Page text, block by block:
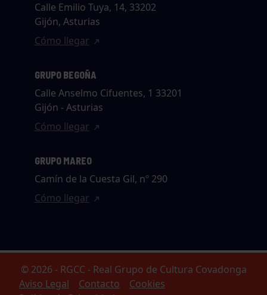
Calle Emilio Tuya, 14, 33202
Gijón, Asturias
Cómo llegar
GRUPO BEGOÑA
Calle Anselmo Cifuentes, 1 33201
Gijón - Asturias
Cómo llegar
GRUPO MAREO
Camín de la Cuesta Gil, nº 290
Cómo llegar
© 2026 - RGCC - Real Grupo de Cultura Covadonga
Aviso Legal
Contacto
Cookies